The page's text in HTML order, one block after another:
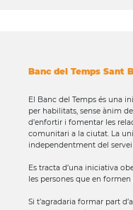
Banc del Temps Sant
El Banc del Temps és una
per habilitats, sense ànim
d’enfortir i fomentar les
comunitari a la ciutat. La
independentment del servei
Es tracta d’una iniciativa
les persones que en formen
Si t’agradaria formar part